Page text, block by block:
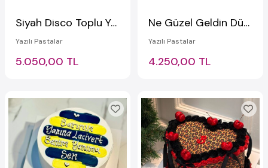
Siyah Disco Toplu Yazılı Pasta
Yazılı Pastalar
5.050,00 TL
Ne Güzel Geldin Dünyaya Ardından Dünyama Yazılı Minik Kalpli Pasta
Yazılı Pastalar
4.250,00 TL